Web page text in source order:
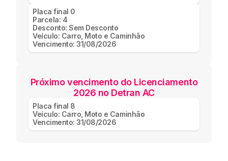
Placa final 0
Parcela: 4
Desconto:Sem Desconto
Veículo: Carro, Moto e Caminhão
Vencimento:31/08/2026
Próximo vencimento do Licenciamento
2026 no Detran AC
Placa final 8
Veículo: Carro, Moto e Caminhão
Vencimento:31/08/2026